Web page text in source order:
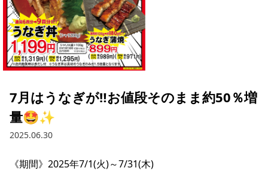
会社概要
沿革
経営陣
所在地
や台ずし
ニパチ
これや
焼とりてっぱん
IR情報トップ
会長メッセージ
コーポレートガバナンス
財務情報
業績推移
株式情報
採用情報
採用情報トップ
パート・アルバイト
店舗物件・店舗施工管理業者の募集
お問い合わせ
お問い合わせトップ
このサイトについて
プライバシーポリシー
7月はうなぎが‼️お値段そのまま約50％増
量🤩✨
2025.06.30
《期間》2025年7/1(火)～7/31(木)